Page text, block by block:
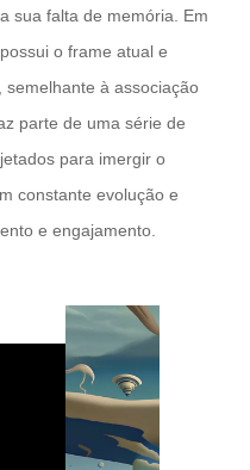
sua falta de memória. Em
o frame atual e
semelhante à associação
parte de uma série de
para imergir o
constante evolução e
e engajamento.